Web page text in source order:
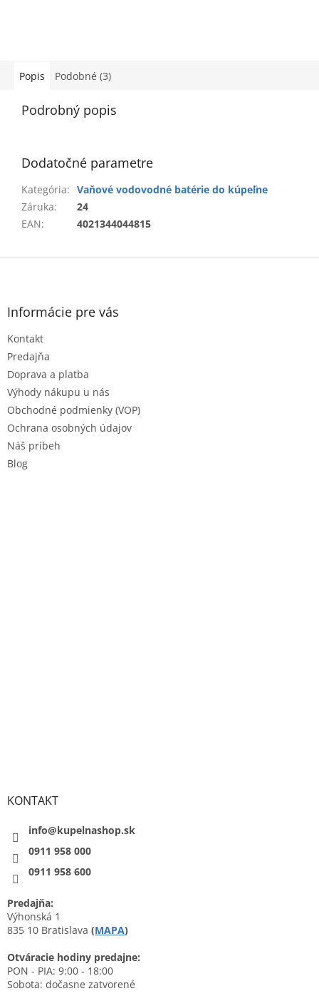
Popis Podobné (3)
Podrobný popis
Dodatočné parametre
Kategória: Vaňové vodovodné batérie do kúpeľne
Záruka:
24
EAN: 4021344044815
Z
Informácie pre vás
Kontakt
Predajňa
Doprava a platba
Výhody nákupu u nás
Obchodné podmienky (VOP)
Ochrana osobných údajov
Náš príbeh
Blog
KONTAKT
info@kupelnashop.sk
0911 958 000
0911 958 600
Predajňa:
Výhonská 1
835 10 Bratislava (MAPA)
Otváracie hodiny predajne:
PON - PIA: 9:00 - 18:00
Sobota: dočasne zatvorené